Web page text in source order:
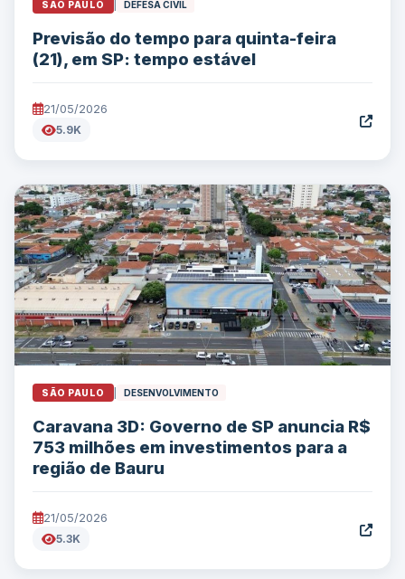
SÃO PAULO DEFESA CIVIL
Previsão do tempo para quinta-feira
(21), em SP: tempo estável
21/05/2026
5.9K
SÃO PAULO DESENVOLVIMENTO
Caravana 3D: Governo de SP anuncia R$
753 milhões em investimentos para a
região de Bauru
21/05/2026
5.3K